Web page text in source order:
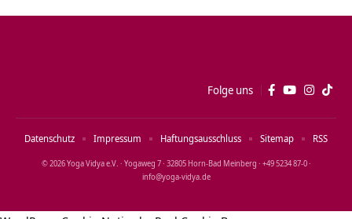
Folge uns
© 2026 Yoga Vidya e.V. · Yogaweg 7 · 32805 Horn‑Bad Meinberg · +49 5234 87‑0 ·
info@yoga‑vidya.de
Datenschutz Impressum Haftungsausschluss Sitemap RSS